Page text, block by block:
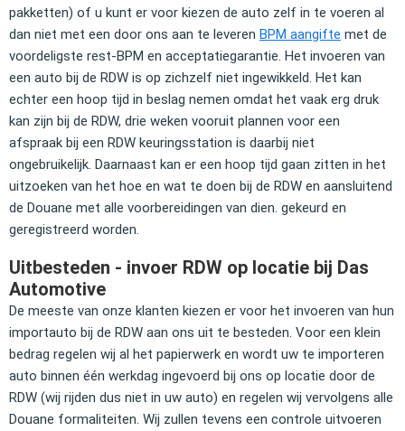
pakketten) of u kunt er voor kiezen de auto zelf in te voeren al
dan niet met een door ons aan te leveren BPM aangifte met de
voordeligste rest-BPM en acceptatiegarantie. Het invoeren van
een auto bij de RDW is op zichzelf niet ingewikkeld. Het kan
echter een hoop tijd in beslag nemen omdat het vaak erg druk
kan zijn bij de RDW, drie weken vooruit plannen voor een
afspraak bij een RDW keuringsstation is daarbij niet
ongebruikelijk. Daarnaast kan er een hoop tijd gaan zitten in het
uitzoeken van het hoe en wat te doen bij de RDW en aansluitend
de Douane met alle voorbereidingen van dien. gekeurd en
geregistreerd worden.
Uitbesteden - invoer RDW op locatie bij Das
Automotive
De meeste van onze klanten kiezen er voor het invoeren van hun
importauto bij de RDW aan ons uit te besteden. Voor een klein
bedrag regelen wij al het papierwerk en wordt uw te importeren
auto binnen één werkdag ingevoerd bij ons op locatie door de
RDW (wij rijden dus niet in uw auto) en regelen wij vervolgens alle
Douane formaliteiten. Wij zullen tevens een controle uitvoeren